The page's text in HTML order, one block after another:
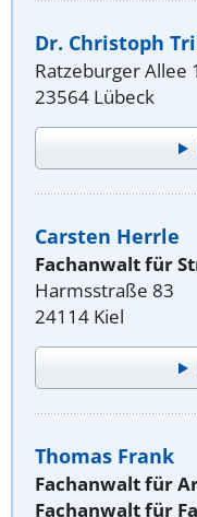
Dr. Christoph
Ratzeburger Allee
23564 Lübeck
Carsten Herrle
Fachanwalt für
Harmsstraße 83
24114 Kiel
Thomas Frank
Fachanwalt für
Fachanwalt für